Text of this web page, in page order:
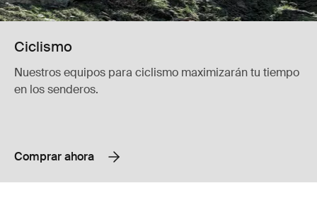
Ciclismo
Nuestros equipos para ciclismo maximizarán tu tiempo
en los senderos.
Comprar ahora